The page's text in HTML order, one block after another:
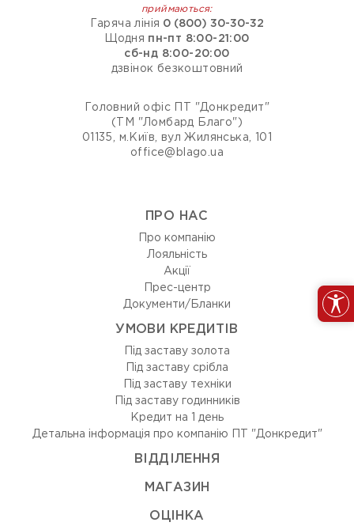
приймаються:
Гаряча лінія 0 (800) 30-30-32
Щодня пн-пт 8:00-21:00
сб-нд 8:00-20:00
дзвінок безкоштовний
Головний офіс ПТ "Донкредит"
(ТМ "Ломбард Благо")
01135, м.Київ, вул Жилянська, 101
office@blago.ua
ПРО НАС
Про компанію
Лояльність
Акції
Прес-центр
Документи/Бланки
УМОВИ КРЕДИТІВ
Під заставу золота
Під заставу срібла
Під заставу техніки
Під заставу годинників
Кредит на 1 день
Детальна інформація про компанію ПТ "Донкредит"
ВIДДIЛЕННЯ
МАГАЗИН
ОЦIНКА